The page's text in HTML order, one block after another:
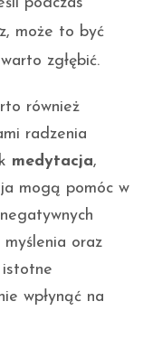
może to być
zgłębić.
również
radzenia
medytacja,
mogą pomóc w
oraz
wpłynąć na